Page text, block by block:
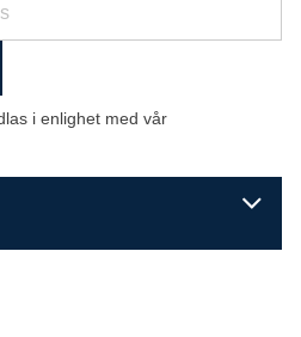
i enlighet med vår